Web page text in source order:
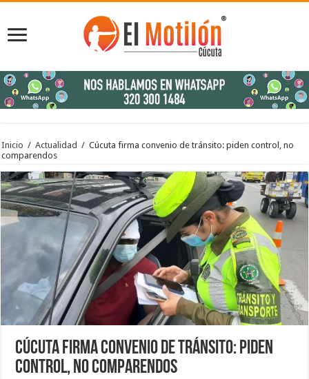
Inicio / Actualidad / Cúcuta firma convenio de tránsito: piden control, no
comparendos
Cúcuta firma convenio de tránsito: piden
control, no comparendos